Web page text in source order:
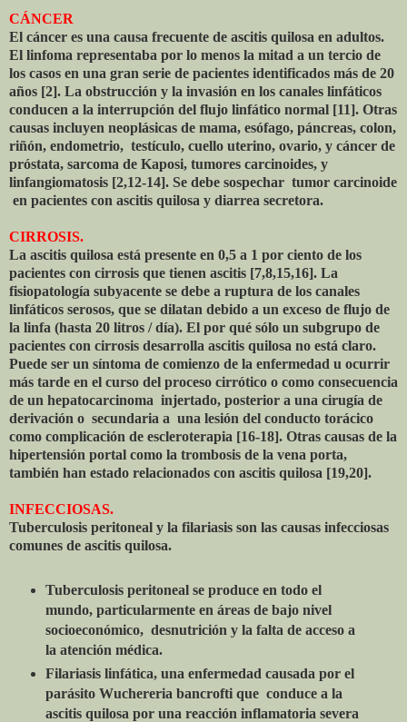
CÁNCER
El cáncer es una causa frecuente de ascitis quilosa en adultos.
El linfoma representaba por lo menos la mitad a un tercio de
los casos en una gran serie de pacientes identificados más de 20
años [2]. La obstrucción y la invasión en los canales linfáticos
conducen a la interrupción del flujo linfático normal [11]. Otras
causas incluyen neoplásicas de mama, esófago, páncreas, colon,
riñón, endometrio, testículo, cuello uterino, ovario, y cáncer de
próstata, sarcoma de Kaposi, tumores carcinoides, y
linfangiomatosis [2,12-14]. Se debe sospechar tumor carcinoide
en pacientes con ascitis quilosa y diarrea secretora.
CIRROSIS.
La ascitis quilosa está presente en 0,5 a 1 por ciento de los
pacientes con cirrosis que tienen ascitis [7,8,15,16]. La
fisiopatología subyacente se debe a ruptura de los canales
linfáticos serosos, que se dilatan debido a un exceso de flujo de
la linfa (hasta 20 litros / día). El por qué sólo un subgrupo de
pacientes con cirrosis desarrolla ascitis quilosa no está claro.
Puede ser un síntoma de comienzo de la enfermedad u ocurrir
más tarde en el curso del proceso cirrótico o como consecuencia
de un hepatocarcinoma injertado, posterior a una cirugía de
derivación o secundaria a una lesión del conducto torácico
como complicación de escleroterapia [16-18]. Otras causas de la
hipertensión portal como la trombosis de la vena porta,
también han estado relacionados con ascitis quilosa [19,20].
INFECCIOSAS.
Tuberculosis peritoneal y la filariasis son las causas infecciosas
comunes de ascitis quilosa.
Tuberculosis peritoneal se produce en todo el
mundo, particularmente en áreas de bajo nivel
socioeconómico, desnutrición y la falta de acceso a
la atención médica.
Filariasis linfática, una enfermedad causada por el
parásito Wuchereria bancrofti que conduce a la
ascitis quilosa por una reacción inflamatoria severa